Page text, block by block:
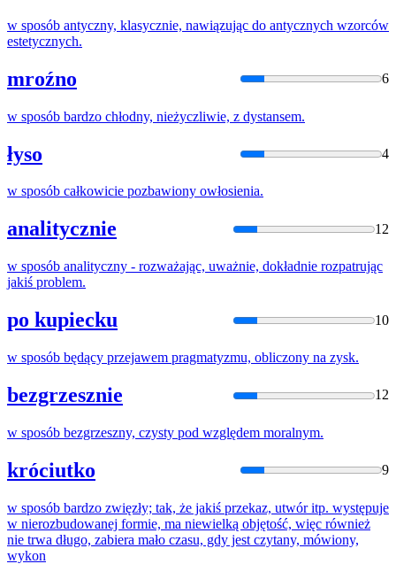
w sposób antyczny, klasycznie, nawiązując do antycznych wzorców
estetycznych.
mroźno 6
w sposób bardzo chłodny, nieżyczliwie, z dystansem.
łyso 4
w sposób całkowicie pozbawiony owłosienia.
analitycznie 12
w sposób analityczny - rozważając, uważnie, dokładnie rozpatrując
jakiś problem.
po kupiecku 10
w sposób będący przejawem pragmatyzmu, obliczony na zysk.
bezgrzesznie 12
w sposób bezgrzeszny, czysty pod względem moralnym.
króciutko 9
w sposób bardzo zwięzły; tak, że jakiś przekaz, utwór itp. występuje
w nierozbudowanej formie, ma niewielką objętość, więc również
nie trwa długo, zabiera mało czasu, gdy jest czytany, mówiony,
wykon